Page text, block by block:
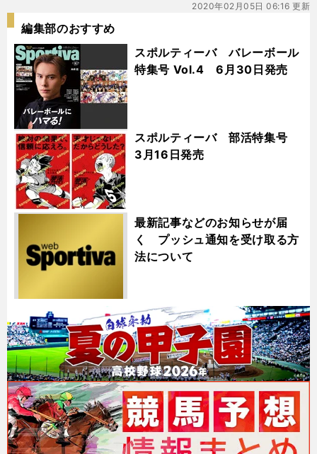
2020年02月05日 06:16 更新
編集部のおすすめ
スポルティーバ バレーボール
特集号 Vol.4 6月30日発売
スポルティーバ 部活特集号
3月16日発売
最新記事などのお知らせが届
く プッシュ通知を受け取る方
法について